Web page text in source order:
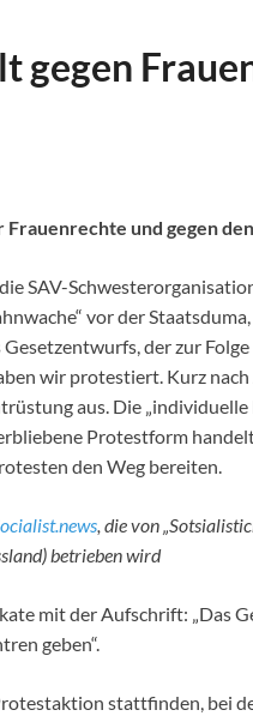
gegen
und gegen
SAV-
vor der
der zur
wir protestiert. Kurz nach
aus. Die
Protestform
den Weg bereiten.
, die von
betrieben wird
mit der Aufschrift: „Das
geben“.
stattfinden, bei